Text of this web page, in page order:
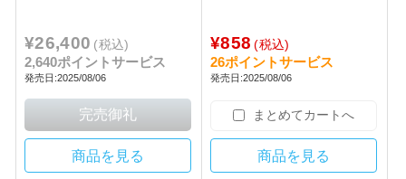
¥26,400 (税込)
2,640ポイントサービス
発売日:2025/08/06
商品を見る
¥858 (税込)
26ポイントサービス
発売日:2025/08/06
まとめてカートへ
商品を見る